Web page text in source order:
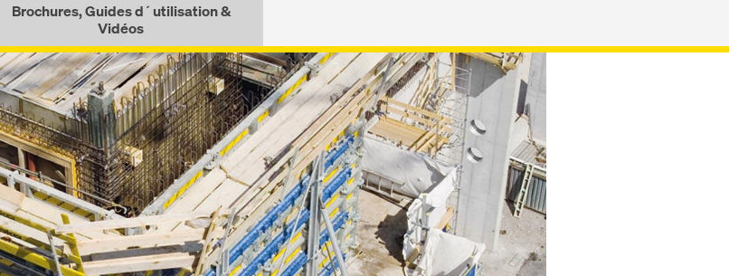
Brochures, Guides d´utilisation &
Vidéos